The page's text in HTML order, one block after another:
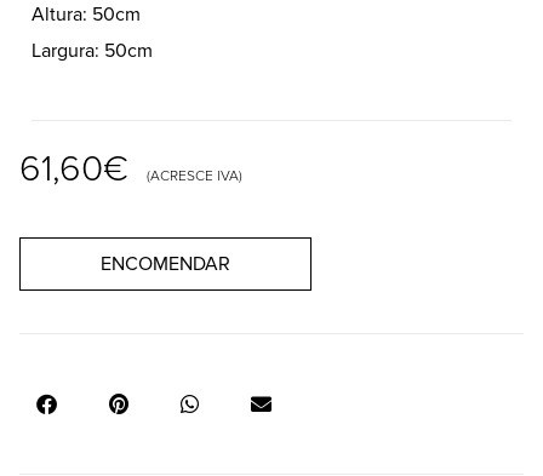
Altura 50cm
Largura 50cm
61,60€ (ACRESCE IVA)
ENCOMENDAR